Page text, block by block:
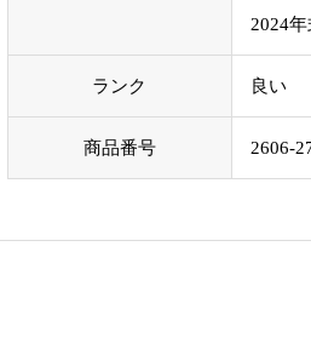
2024
ランク 良い
商品番号 2606-